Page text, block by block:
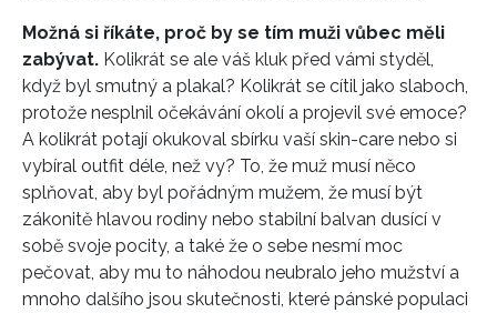
Možná si říkáte, proč by se tím muži vůbec měli
zabývat. Kolikrát se ale váš kluk před vámi styděl,
když byl smutný a plakal? Kolikrát se cítil jako slaboch,
protože nesplnil očekávání okolí a projevil své emoce?
A kolikrát potají okukoval sbírku vaší skin-care nebo si
vybíral outfit déle, než vy? To, že muž musí něco
splňovat, aby byl pořádným mužem, že musí být
zákonitě hlavou rodiny nebo stabilní balvan dusící v
sobě svoje pocity, a také že o sebe nesmí moc
pečovat, aby mu to náhodou neubralo jeho mužství a
mnoho dalšího jsou skutečnosti, které pánské populaci